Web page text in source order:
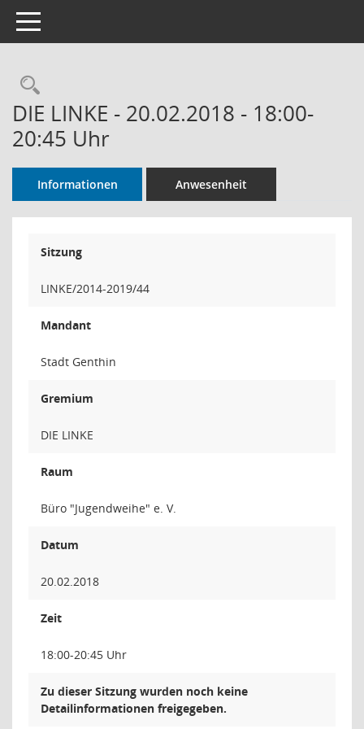
Toggle navigation
Rechercheauswahl
DIE LINKE - 20.02.2018 - 18:00-
20:45 Uhr
Informationen Anwesenheit
Sitzung
LINKE/2014-2019/44
Mandant
Stadt Genthin
Gremium
DIE LINKE
Raum
Büro "Jugendweihe" e. V.
Datum
20.02.2018
Zeit
18:00-20:45 Uhr
Zu dieser Sitzung wurden noch keine
Detailinformationen freigegeben.